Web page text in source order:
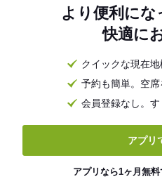
より便利に
快適に
クイックな現在
予約も簡単。空
会員登録なし。
アプリ
アプリなら1ヶ月無料